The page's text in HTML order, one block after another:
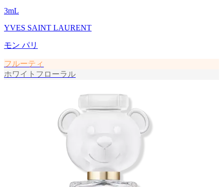
3mL
YVES SAINT LAURENT
モン パリ
フルーティ
ホワイトフローラル